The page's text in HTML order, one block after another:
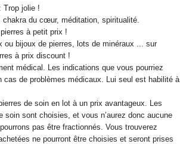
Trop jolie !
du cœur, méditation, spiritualité.
à petit prix !
ou bijoux de pierres, lots de minéraux ... sur
à prix discount !
médical. Les indications que vous pourriez
de problèmes médicaux. Lui seul est habilité à
de soin en lot à un prix avantageux. Les
sont choisies, et vous n’aurez donc aucune
pas être fractionnés. Vous trouverez
ne pourront être choisies et seront prises